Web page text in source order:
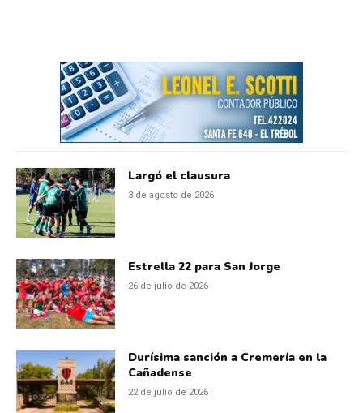
Largó el clausura
3 de agosto de 2026
Estrella 22 para San Jorge
26 de julio de 2026
Durísima sanción a Cremería en la
Cañadense
22 de julio de 2026